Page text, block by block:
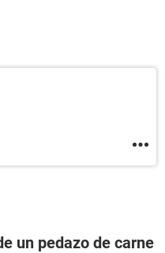
un pedazo de carne